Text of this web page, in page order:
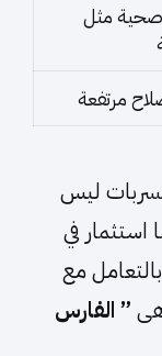
مثل
مرتفعة
ليس
في
مع
” الفارس